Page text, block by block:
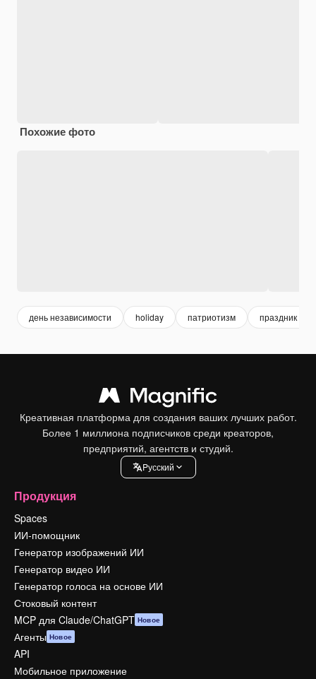
Похожие фото
день независимости holiday патриотизм праздник фон
Креативная платформа для создания ваших лучших работ.
Более 1 миллиона подписчиков среди креаторов,
предприятий, агентств и студий.
Pусский
Продукция
Spaces
ИИ-помощник
Генератор изображений ИИ
Генератор видео ИИ
Генератор голоса на основе ИИ
Стоковый контент
MCP для Claude/ChatGPT Новое
Агенты Новое
API
Мобильное приложение